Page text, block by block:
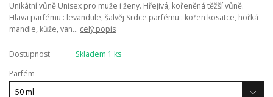
Unikátní vůně Unisex pro muže i ženy. Hřejivá, kořeněná těžší vůně.
Hlava parfému : levandule, šalvěj Srdce parfému : kořen kosatce, hořká
mandle, kůže, van... celý popis
Dostupnost
Skladem 1 ks
Parfém